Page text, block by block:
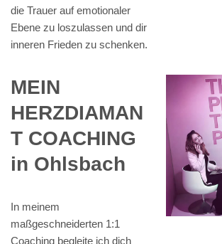
die Trauer auf emotionaler
Ebene zu loszulassen und dir
inneren Frieden zu schenken.
MEIN
HERZDIAMAN
T COACHING
in Ohlsbach
In meinem
maßgeschneiderten 1:1
Coaching begleite ich dich